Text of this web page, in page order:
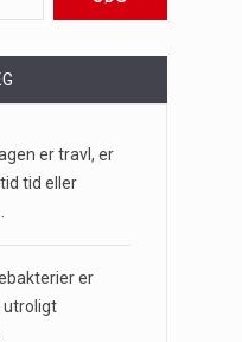
er travl, er
tid eller
er
utroligt